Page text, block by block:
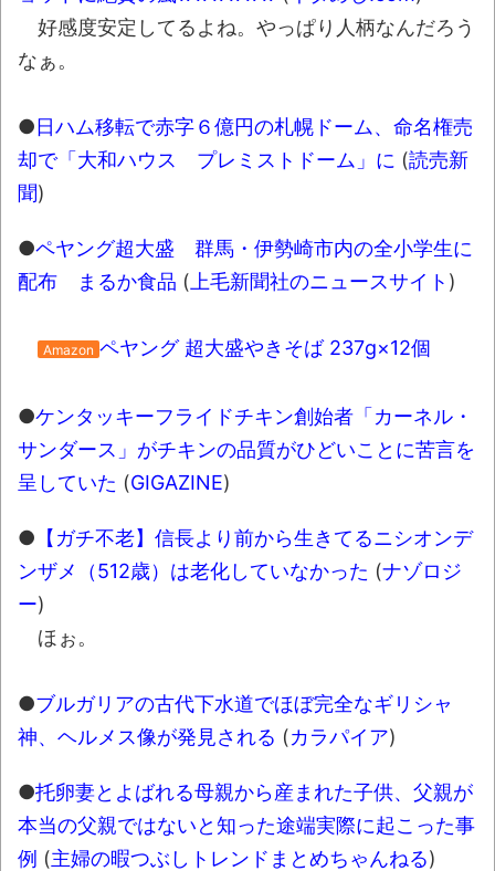
wwwwwwwwwwww
見ていると！悲しくなってしまう猫の画像
の数々！！
好感度安定してるよね。やっぱり人柄なんだろう
なぁ。
●日ハム移転で赤字６億円の札幌ドーム、命名権売
却で「大和ハウス プレミストドーム」に (読売新
聞)
●ペヤング超大盛 群馬・伊勢崎市内の全小学生に
配布 まるか食品 ( 上毛新聞社のニュースサイト )
Amazon ペヤング 超大盛やきそば 237g×12個
●ケンタッキーフライドチキン創始者「カーネル・
サンダース」がチキンの品質がひどいことに苦言を
呈していた (GIGAZINE)
● 【ガチ不老】信長より前から生きてるニシオンデ
ンザメ（512歳）は老化していなかった (ナゾロジ
ー)
ほぉ。
●ブルガリアの古代下水道でほぼ完全なギリシャ
神、ヘルメス像が発見される (カラパイア)
●托卵妻とよばれる母親から産まれた子供、父親が
本当の父親ではないと知った途端実際に起こった事
例 (主婦の暇つぶしトレンドまとめちゃんねる)